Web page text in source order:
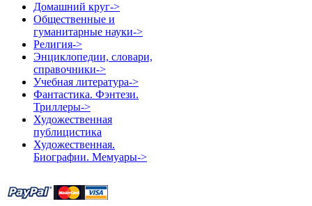
Домашний круг->
Общественные и
гуманитарные науки->
Религия->
Энциклопедии, словари,
справочники->
Учебная литература->
Фантастика. Фэнтези.
Триллеры->
Художественная
публицистика
Художественная.
Биографии. Мемуары->